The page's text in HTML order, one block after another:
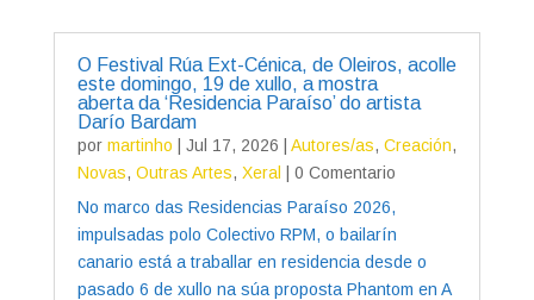
O Festival Rúa Ext-Cénica, de Oleiros, acolle
este domingo, 19 de xullo, a mostra
aberta da ‘Residencia Paraíso’ do artista
Darío Bardam
por martinho Jul 17, 2026 Autores/as, Creación,
Novas, Outras Artes, Xeral
| 0 Comentario
No marco das Residencias Paraíso 2026,
impulsadas polo Colectivo RPM, o bailarín
canario está a traballar en residencia desde o
pasado 6 de xullo na súa proposta Phantom en A